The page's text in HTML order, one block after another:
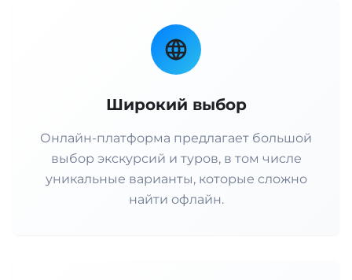
Широкий выбор
Онлайн-платформа предлагает большой
выбор экскурсий и туров, в том числе
уникальные варианты, которые сложно
найти офлайн.